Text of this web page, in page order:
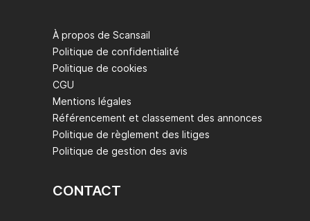
À propos de Scansail
Politique de confidentialité
Politique de cookies
CGU
Mentions légales
Référencement et classement des annonces
Politique de règlement des litiges
Politique de gestion des avis
CONTACT